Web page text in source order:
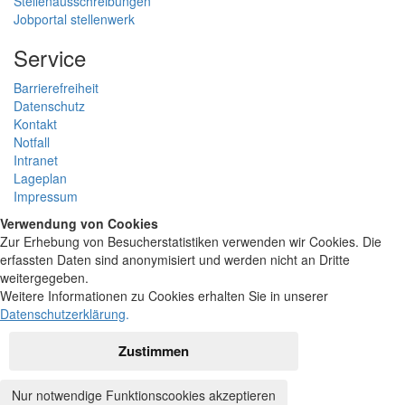
Jobportal stellenwerk
Service
Barrierefreiheit
Datenschutz
Kontakt
Notfall
Intranet
Lageplan
Impressum
Verwendung von Cookies
Zur Erhebung von Besucherstatistiken verwenden wir Cookies. Die
erfassten Daten sind anonymisiert und werden nicht an Dritte
weitergegeben.
Weitere Informationen zu Cookies erhalten Sie in unserer
Datenschutzerklärung.
Zustimmen
Nur notwendige Funktionscookies akzeptieren